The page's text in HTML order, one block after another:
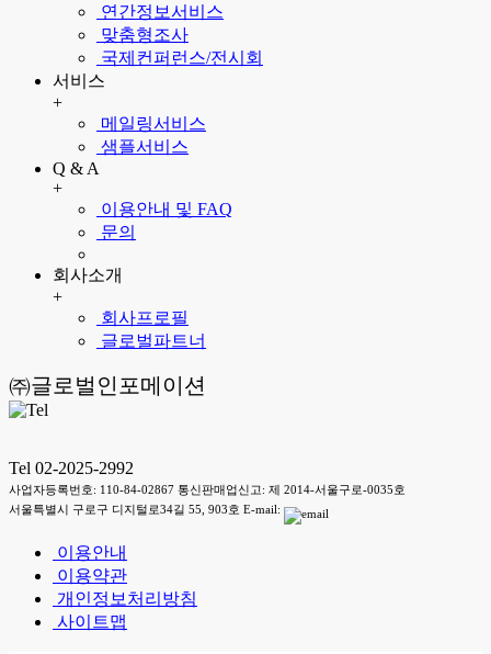
연간정보서비스
맞춤형조사
국제컨퍼런스/전시회
서비스
+
메일링서비스
샘플서비스
Q & A
+
이용안내 및 FAQ
문의
회사소개
+
회사프로필
글로벌파트너
㈜글로벌인포메이션
Tel 02-2025-2992
사업자등록번호: 110-84-02867 통신판매업신고: 제 2014-서울구로-0035호
서울특별시 구로구 디지털로34길 55, 903호 E-mail:
이용안내
이용약관
개인정보처리방침
사이트맵